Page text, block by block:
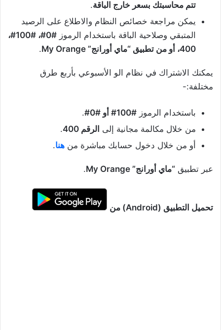
تتم محاسبتك بسعر خارج الباقة.
يمكن مراجعة خصائص النظام والاطلاع على الرصيد
المتبقي وصلاحية الباقة باستخدام الرموز
#0#، #100#،
400، أو من تطبيق “ماي أورانج” My Orange
.
يمكنك الاشتراك في نظام الو الأسبوعي بأربع طرق
مختلفة:-
باستخدام الرموز #100# أو #0#
.
من خلال مكالمة مجانية إلى الرقم 400
.
أو من خلال دخول حسابك مباشرة من هنا.
عبر تطبيق “ماي أورانج” My Orange .
تحميل التطبيق (Android) من